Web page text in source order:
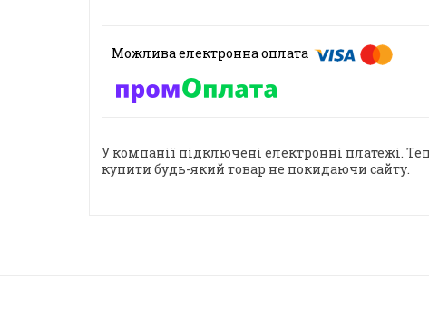
У компанії підключені електронні платежі.
купити будь-який товар не покидаючи сайту.